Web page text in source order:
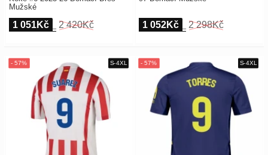
Mužské
1 051Kč 2 420Kč 1 052Kč 2 298Kč